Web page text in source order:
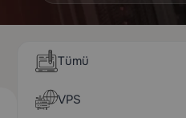
Tümü
VPS